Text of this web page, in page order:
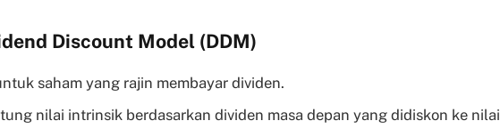
Discount Model (DDM)
saham yang rajin membayar dividen.
nilai intrinsik berdasarkan dividen masa depan yang didiskon ke nilai